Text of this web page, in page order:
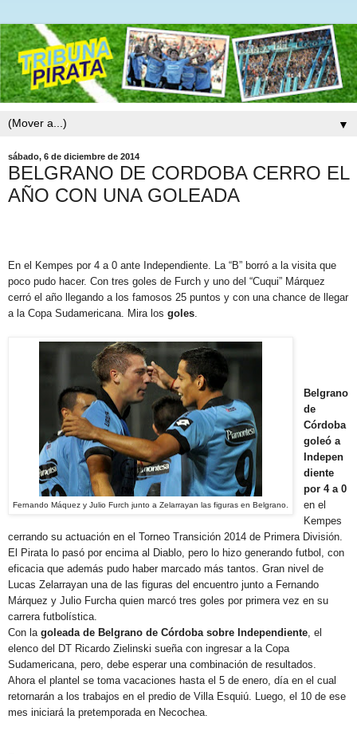
▼
sábado, 6 de diciembre de 2014
BELGRANO DE CORDOBA CERRO EL
AÑO CON UNA GOLEADA
En el Kempes por 4 a 0 ante Independiente. La “B” borró a la visita que
poco pudo hacer. Con tres goles de Furch y uno del “Cuqui” Márquez
cerró el año llegando a los famosos 25 puntos y con una chance de llegar
a la Copa Sudamericana. Mira los goles.
Fernando Máquez y Julio Furch junto a Zelarrayan las figuras en Belgrano.
Belgrano
de
Córdoba
goleó a
Indepen
diente
por 4 a 0
en el
Kempes
cerrando su actuación en el Torneo Transición 2014 de Primera División.
El Pirata lo pasó por encima al Diablo, pero lo hizo generando futbol, con
eficacia que además pudo haber marcado más tantos. Gran nivel de
Lucas Zelarrayan una de las figuras del encuentro junto a Fernando
Márquez y Julio Furcha quien marcó tres goles por primera vez en su
carrera futbolística.
Con la goleada de Belgrano de Córdoba sobre Independiente, el
elenco del DT Ricardo Zielinski sueña con ingresar a la Copa
Sudamericana, pero, debe esperar una combinación de resultados.
Ahora el plantel se toma vacaciones hasta el 5 de enero, día en el cual
retornarán a los trabajos en el predio de Villa Esquiú. Luego, el 10 de ese
mes iniciará la pretemporada en Necochea.